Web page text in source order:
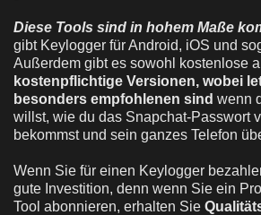
Diese Tools sind in hohem Maße
gibt Keylogger für Android, iOS und
Außerdem gibt es sowohl kostenlose
kostenpflichtige Versionen, wobei
besonders empfohlenen sind wenn
willst, wie du das Snapchat-Passwort
bekommst und sein ganzes Telefon
Wenn Sie für einen Keylogger
gute Investition, denn wenn Sie ein
Tool abonnieren, erhalten Sie